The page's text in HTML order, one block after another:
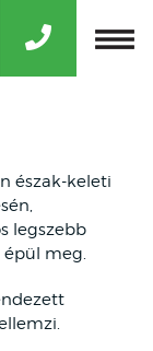
észak-keleti
legszebb
épül meg.